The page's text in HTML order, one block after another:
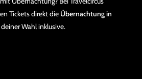
Tickets direkt die Übernachtung in
deiner Wahl inklusive.